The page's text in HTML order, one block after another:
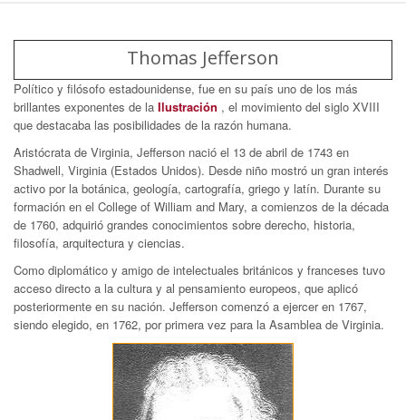
Thomas Jefferson
Político y filósofo estadounidense, fue en su país uno de los más
brillantes exponentes de la Ilustración , el movimiento del siglo XVIII
que destacaba las posibilidades de la razón humana.
Aristócrata de Virginia, Jefferson nació el 13 de abril de 1743 en
Shadwell, Virginia (Estados Unidos). Desde niño mostró un gran interés
activo por la botánica, geología, cartografía, griego y latín. Durante su
formación en el College of William and Mary, a comienzos de la década
de 1760, adquirió grandes conocimientos sobre derecho, historia,
filosofía, arquitectura y ciencias.
Como diplomático y amigo de intelectuales británicos y franceses tuvo
acceso directo a la cultura y al pensamiento europeos, que aplicó
posteriormente en su nación. Jefferson comenzó a ejercer en 1767,
siendo elegido, en 1762, por primera vez para la Asamblea de Virginia.